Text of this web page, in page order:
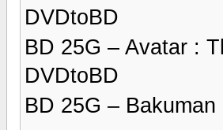
DVDtoBD
BD 25G – Avatar :
DVDtoBD
BD 25G –